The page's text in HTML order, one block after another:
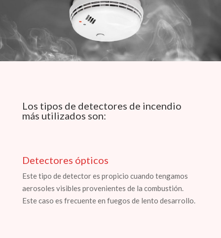
Los tipos de detectores de incendio
más utilizados son:
Detectores ópticos
Este tipo de detector es propicio cuando tengamos
aerosoles visibles provenientes de la combustión.
Este caso es frecuente en fuegos de lento desarrollo.